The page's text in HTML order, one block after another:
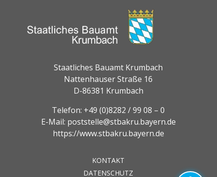
Staatliches Bauamt Krumbach
Nattenhauser Straße 16
D-86381 Krumbach
Telefon: +49 (0)8282 / 99 08 – 0
E-Mail: poststelle@stbakru.bayern.de
https://www.stbakru.bayern.de
KONTAKT
DATENSCHUTZ